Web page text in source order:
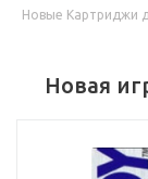
Новые Картриджи
Новая